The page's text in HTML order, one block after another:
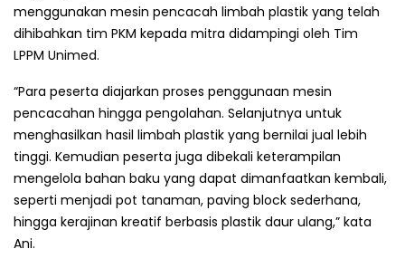
menggunakan mesin pencacah limbah plastik yang telah
dihibahkan tim PKM kepada mitra didampingi oleh Tim
LPPM Unimed.
“Para peserta diajarkan proses penggunaan mesin
pencacahan hingga pengolahan. Selanjutnya untuk
menghasilkan hasil limbah plastik yang bernilai jual lebih
tinggi. Kemudian peserta juga dibekali keterampilan
mengelola bahan baku yang dapat dimanfaatkan kembali,
seperti menjadi pot tanaman, paving block sederhana,
hingga kerajinan kreatif berbasis plastik daur ulang,” kata
Ani.